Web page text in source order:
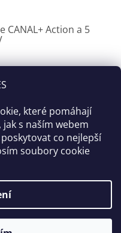
které pomáhají
s naším webem
co nejlepší
soubory cookie
CANAL+ Action a 5